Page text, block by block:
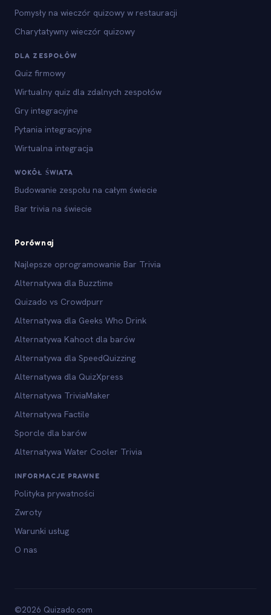
Pomysły na wieczór quizowy w restauracji
Charytatywny wieczór quizowy
DLA ZESPOŁÓW
Quiz firmowy
Wirtualny quiz dla zdalnych zespołów
Gry integracyjne
Pytania integracyjne
Wirtualna integracja
WOKÓŁ ŚWIATA
Budowanie zespołu na całym świecie
Bar trivia na świecie
Porównaj
Najlepsze oprogramowanie Bar Trivia
Alternatywa dla Buzztime
Quizado vs Crowdpurr
Alternatywa dla Geeks Who Drink
Alternatywa Kahoot dla barów
Alternatywa dla SpeedQuizzing
Alternatywa dla QuizXpress
Alternatywa TriviaMaker
Alternatywa Factile
Sporcle dla barów
Alternatywa Water Cooler Trivia
INFORMACJE PRAWNE
Polityka prywatności
Zwroty
Warunki usług
O nas
©2026 Quizado.com